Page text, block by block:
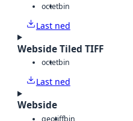
octetbin
Last ned
Webside Tiled TIFF
octetbin
Last ned
Webside
geotiffbin